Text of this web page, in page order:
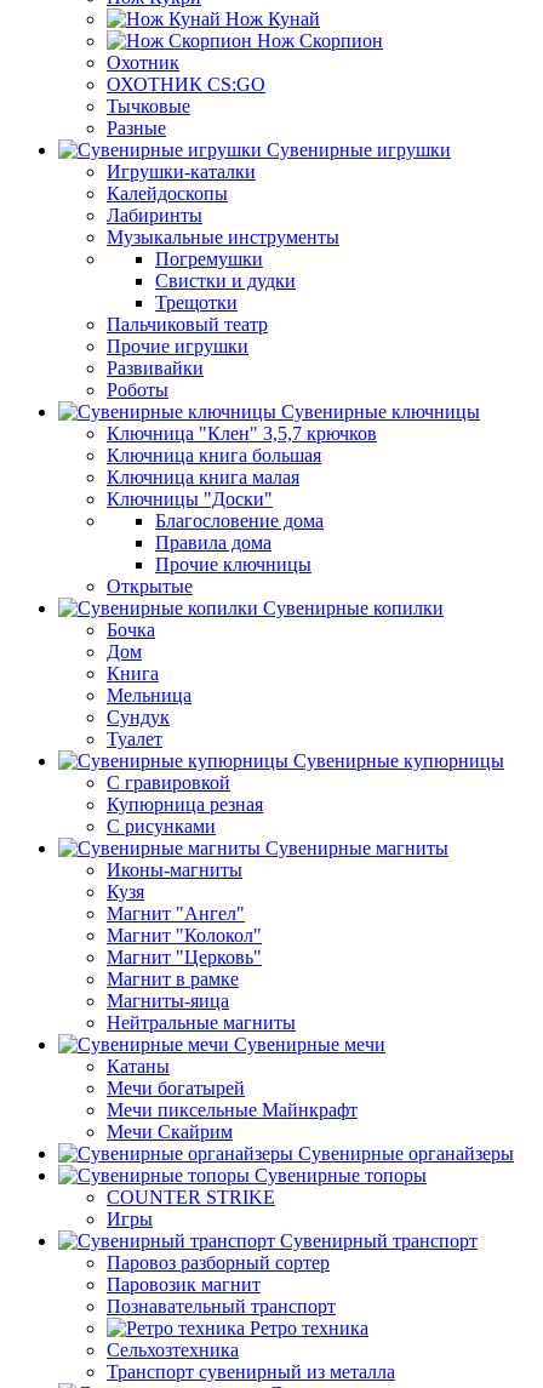
Нож Кунай
Нож Скорпион
Охотник
ОХОТНИК CS:GO
Тычковые
Разные
Сувенирные игрушки
Игрушки-каталки
Калейдоскопы
Лабиринты
Музыкальные инструменты
Погремушки
Свистки и дудки
Трещотки
Пальчиковый театр
Прочие игрушки
Развивайки
Роботы
Сувенирные ключницы
Ключница "Клен" 3,5,7 крючков
Ключница книга большая
Ключница книга малая
Ключницы "Доски"
Благословение дома
Правила дома
Прочие ключницы
Открытые
Сувенирные копилки
Бочка
Дом
Книга
Мельница
Сундук
Туалет
Сувенирные купюрницы
C гравировкой
Купюрница резная
С рисунками
Сувенирные магниты
Иконы-магниты
Кузя
Магнит "Ангел"
Магнит "Колокол"
Магнит "Церковь"
Магнит в рамке
Магниты-яица
Нейтральные магниты
Сувенирные мечи
Катаны
Мечи богатырей
Мечи пиксельные Майнкрафт
Мечи Скайрим
Сувенирные органайзеры
Сувенирные топоры
COUNTER STRIKE
Игры
Сувенирный транспорт
Паровоз разборный сортер
Паровозик магнит
Познавательный транспорт
Ретро техника
Сельхозтехника
Транспорт сувенирный из металла